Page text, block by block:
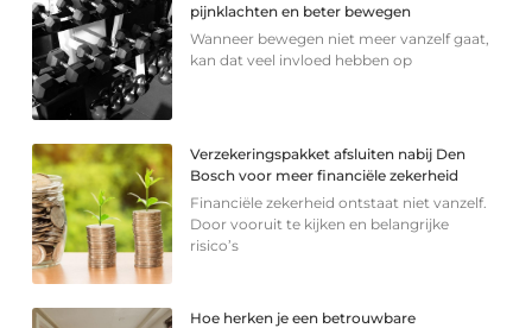
pijnklachten en beter bewegen
Wanneer bewegen niet meer vanzelf gaat,
kan dat veel invloed hebben op
Verzekeringspakket afsluiten nabij Den
Bosch voor meer financiële zekerheid
Financiële zekerheid ontstaat niet vanzelf.
Door vooruit te kijken en belangrijke
risico’s
Hoe herken je een betrouwbare